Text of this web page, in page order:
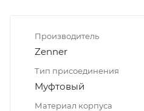
Производитель
Zenner
Тип присоединения
Муфтовый
Материал корпуса